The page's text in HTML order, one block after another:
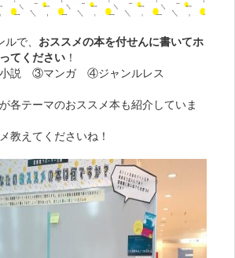
で、 おススメの本を付せんに書いてホ
てください ！
説 ③マンガ ④ジャンルレス
各テーマのおススメ本も紹介していま
教えてくださいね！